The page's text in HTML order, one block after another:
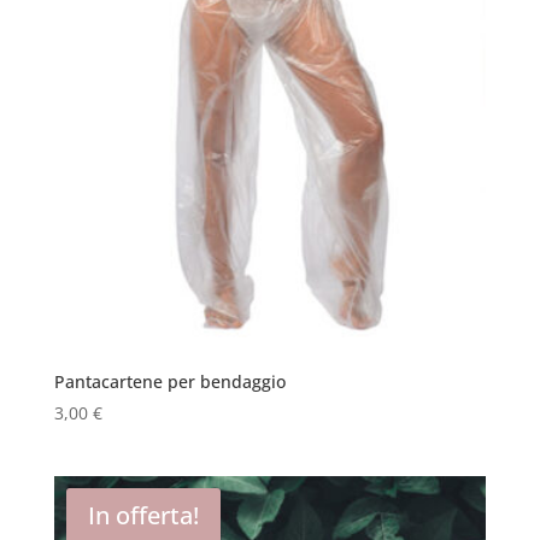
Pantacartene per bendaggio
3,00 €
In offerta!